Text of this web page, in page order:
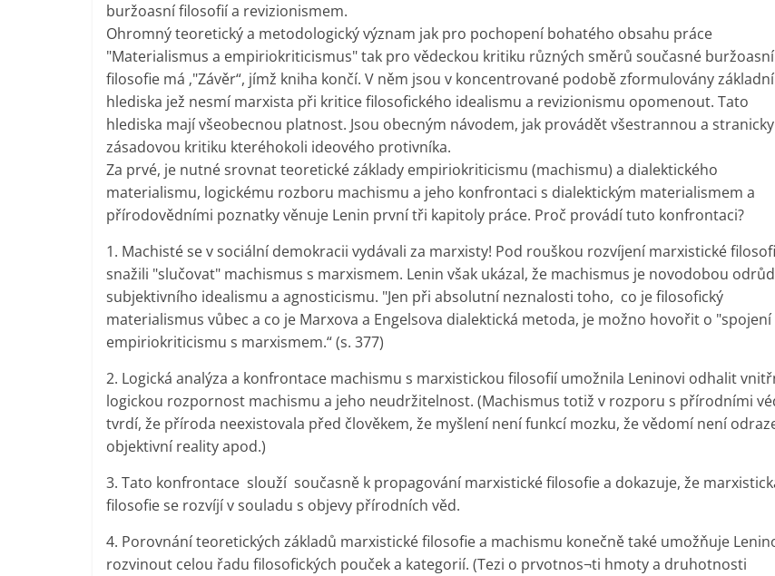
buržoasní filosofií a revizionismem.
Ohromný teoretický a metodologický význam jak pro pochopení bohatého obsahu práce
"Materialismus a empiriokriticismus" tak pro vědeckou kritiku různých směrů současné buržoasní
filosofie má ‚"Závěr“, jímž kniha končí. V něm jsou v koncentrované podobě zformulovány základní
hlediska jež nesmí marxista při kritice filosofického idealismu a revizionismu opomenout. Tato
hlediska mají všeobecnou platnost. Jsou obecným návodem, jak provádět všestrannou a stranicky
zásadovou kritiku kteréhokoli ideového protivníka.
Za prvé, je nutné srovnat teoretické základy empiriokriticismu (machismu) a dialektického
materialismu, logickému rozboru machismu a jeho konfrontaci s dialektickým materialismem a
přírodovědními poznatky věnuje Lenin první tři kapitoly práce. Proč provádí tuto konfrontaci?
1. Machisté se v sociální demokracii vydávali za marxisty! Pod rouškou rozvíjení marxistické
snažili "slučovat" machismus s marxismem. Lenin však ukázal, že machismus je novodobou
subjektivního idealismu a agnosticismu. "Jen při absolutní neznalosti toho, co je filosofický
materialismus vůbec a co je Marxova a Engelsova dialektická metoda, je možno hovořit o "spojení
empiriokriticismu s marxismem.“ (s. 377)
2. Logická analýza a konfrontace machismu s marxistickou filosofií umožnila Leninovi odhalit
logickou rozpornost machismu a jeho neudržitelnost. (Machismus totiž v rozporu s přírodními
tvrdí, že příroda neexistovala před člověkem, že myšlení není funkcí mozku, že vědomí není
objektivní reality apod.)
3. Tato konfrontace slouží současně k propagování marxistické filosofie a dokazuje, že
filosofie se rozvíjí v souladu s objevy přírodních věd.
4. Porovnání teoretických základů marxistické filosofie a machismu konečně také umožňuje
rozvinout celou řadu filosofických pouček a kategorií. (Tezi o prvotnos¬ti hmoty a druhotnosti